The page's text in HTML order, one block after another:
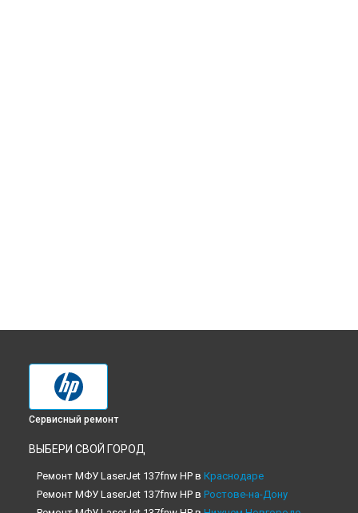
Сервисный ремонт
ВЫБЕРИ СВОЙ ГОРОД
Ремонт МФУ LaserJet 137fnw HP в Краснодаре
Ремонт МФУ LaserJet 137fnw HP в Ростове-на-Дону